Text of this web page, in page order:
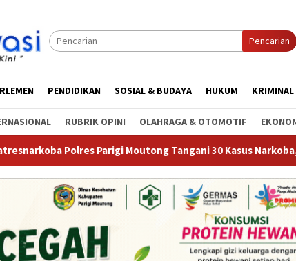
Pencarian
PENDIDIKAN SOSIAL & BUDAYA HUKUM KRIMINAL
RUBRIK OPINI OLAHRAGA & OTOMOTIF
Polres Parigi Moutong Tangani 30 Kasus Narkoba, 20 Perkara